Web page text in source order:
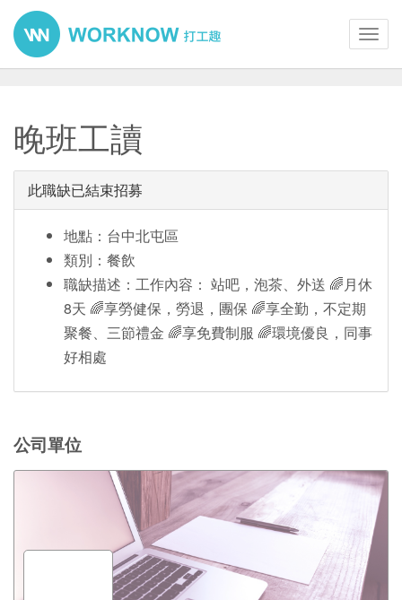
晚班工讀
此職缺已結束招募
地點：台中北屯區
類別：餐飲
職缺描述：工作內容： 站吧，泡茶、外送 🌈月休
8天 🌈享勞健保，勞退，團保 🌈享全勤，不定期
聚餐、三節禮金 🌈享免費制服 🌈環境優良，同事
好相處
公司單位